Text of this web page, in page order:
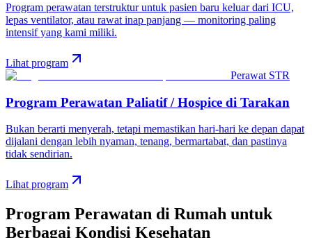
Program perawatan terstruktur untuk pasien baru keluar dari ICU,
lepas ventilator, atau rawat inap panjang — monitoring paling
intensif yang kami miliki.
Lihat program
Perawat STR
Program Perawatan Paliatif / Hospice di Tarakan
Bukan berarti menyerah, tetapi memastikan hari-hari ke depan dapat
dijalani dengan lebih nyaman, tenang, bermartabat, dan pastinya
tidak sendirian.
Lihat program
Program Perawatan di Rumah untuk
Berbagai Kondisi Kesehatan